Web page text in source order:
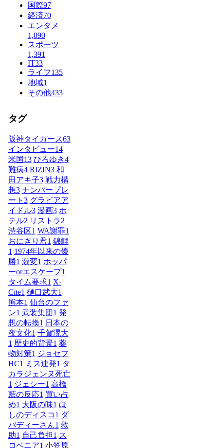
国際97
経済70
エンタメ
1,090
スポーツ
1,391
IT33
ライフ135
地域1
その他433
タグ
阪神タイガース63
インタビュー14
米国13 ひろゆき4
難病4 RIZIN3 和
田アキ子3 戦力構
想3 ナンバープレ
ート 3 グラビアア
イドル3 漫画3 ホ
テル2 リストラ2
渋谷区1 WA謝罪1
おにぎり君1 錦鯉
1 1974年以来の優
勝1 激変1 ホッパ
ーorエスケープ1
タイム要求1 X-
Cite1 樋口武大1
熊本1 仙台のファ
ン1 武装集団 1 発
想の転換1 日本の
夜文化1 千賀滉大
1 歴史的背景1 薬
物対策1 ジョセフ
HC1 ミス連発1 タ
カラジェンヌ死亡
1 ジェシー1 高橋
藍の反応1 買い占
め1 大阪の味1 ほ
しのディスコ 1 ダ
バディーさん1 救
助1 自己負担1 ス
ロベニア1 小笠原